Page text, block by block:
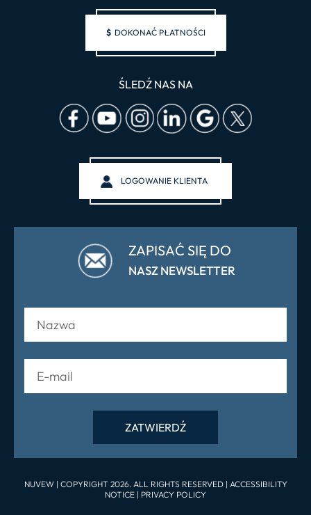
$ DOKONAĆ PŁATNOŚCI
ŚLEDŹ NAS NA
LOGOWANIE KLIENTA
ZAPISAĆ SIĘ DO
NASZ NEWSLETTER
NUVEW | COPYRIGHT 2026. ALL RIGHTS RESERVED | ACCESSIBILITY
NOTICE | PRIVACY POLICY